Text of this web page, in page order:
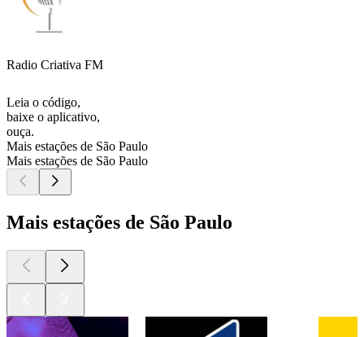
Radio Criativa FM
Leia o código,
baixe o aplicativo,
ouça.
Mais estações de São Paulo
Mais estações de São Paulo
Mais estações de São Paulo